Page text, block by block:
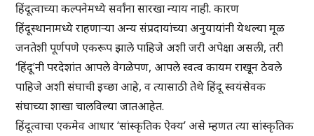
हिंदूत्वाच्या कल्पनेमध्ये सर्वांना सारखा न्याय नाही. कारण
हिंदूस्थानामध्ये राहणार्‍या अन्य संप्रदायांच्या अनुयायांनी येथल्या मूळ
जनतेशी पूर्णपणे एकरूप झाले पाहिजे अशी जरी अपेक्षा असली, तरी
‘हिंदू’नी परदेशांत आपले वेगळेपण, आपले स्वत्व कायम राखून ठेवले
पाहिजे अशी संघाची इच्छा आहे, व त्यासाठी तेथे हिंदू स्वयंसेवक
संघाच्या शाखा चालविल्या जातआहेत.
हिंदूत्वाचा एकमेव आधार ‘सांस्कृतिक ऐक्य’ असे म्हणत त्या सांस्कृतिक